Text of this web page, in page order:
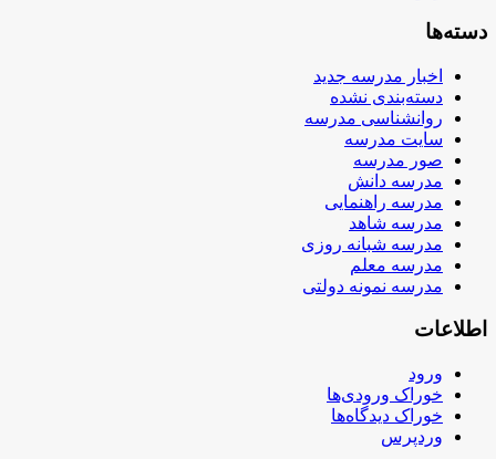
دسته‌ها
اخبار مدرسه جدید
دسته‌بندی نشده
روانشناسی مدرسه
سایت مدرسه
صور مدرسه
مدرسه دانش
مدرسه راهنمایی
مدرسه شاهد
مدرسه شبانه روزی
مدرسه معلم
مدرسه نمونه دولتی
اطلاعات
ورود
خوراک ورودی‌ها
خوراک دیدگاه‌ها
وردپرس